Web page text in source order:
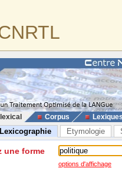
Corpus
Lexicographie Etymologie
une forme
options d'affichage